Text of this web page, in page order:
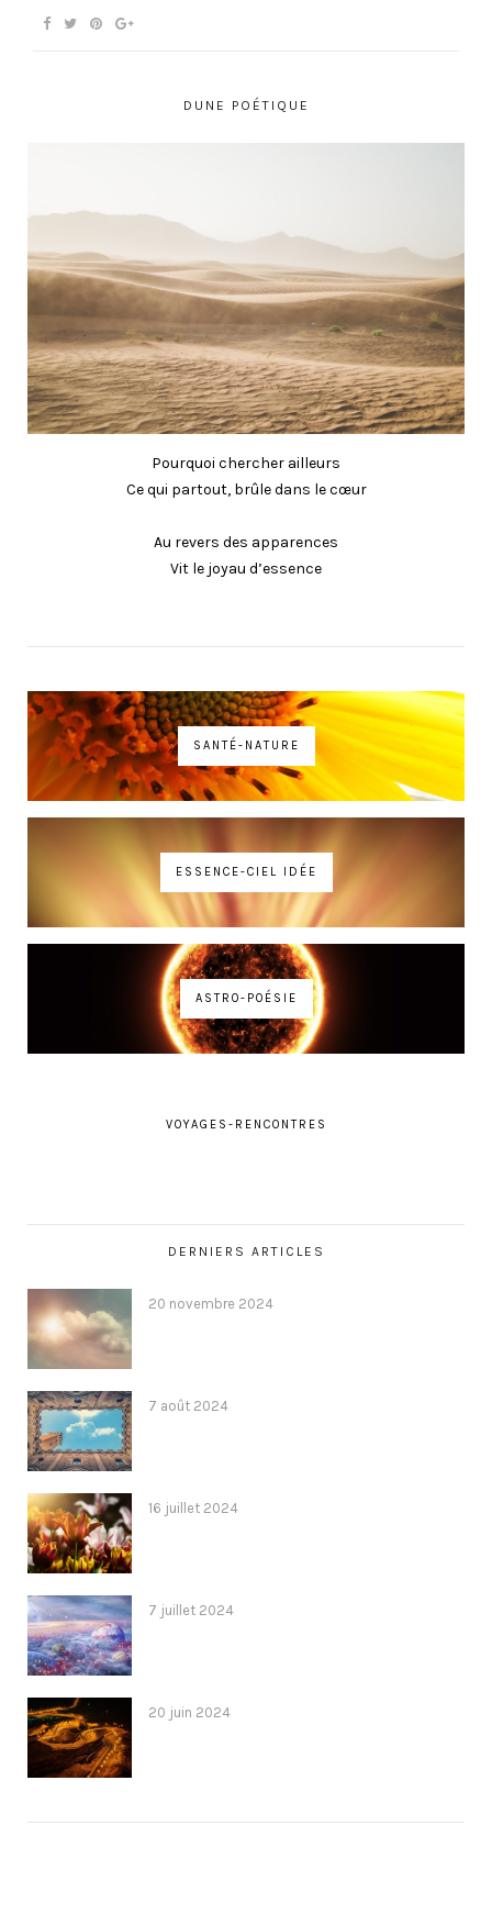
DUNE POÉTIQUE
Pourquoi chercher ailleurs
Ce qui partout, brûle dans le cœur
Au revers des apparences
Vit le joyau d’essence
SANTÉ-NATURE
ESSENCE-CIEL IDÉE
ASTRO-POÉSIE
VOYAGES-RENCONTRES
DERNIERS ARTICLES
20 novembre 2024
7 août 2024
16 juillet 2024
7 juillet 2024
20 juin 2024